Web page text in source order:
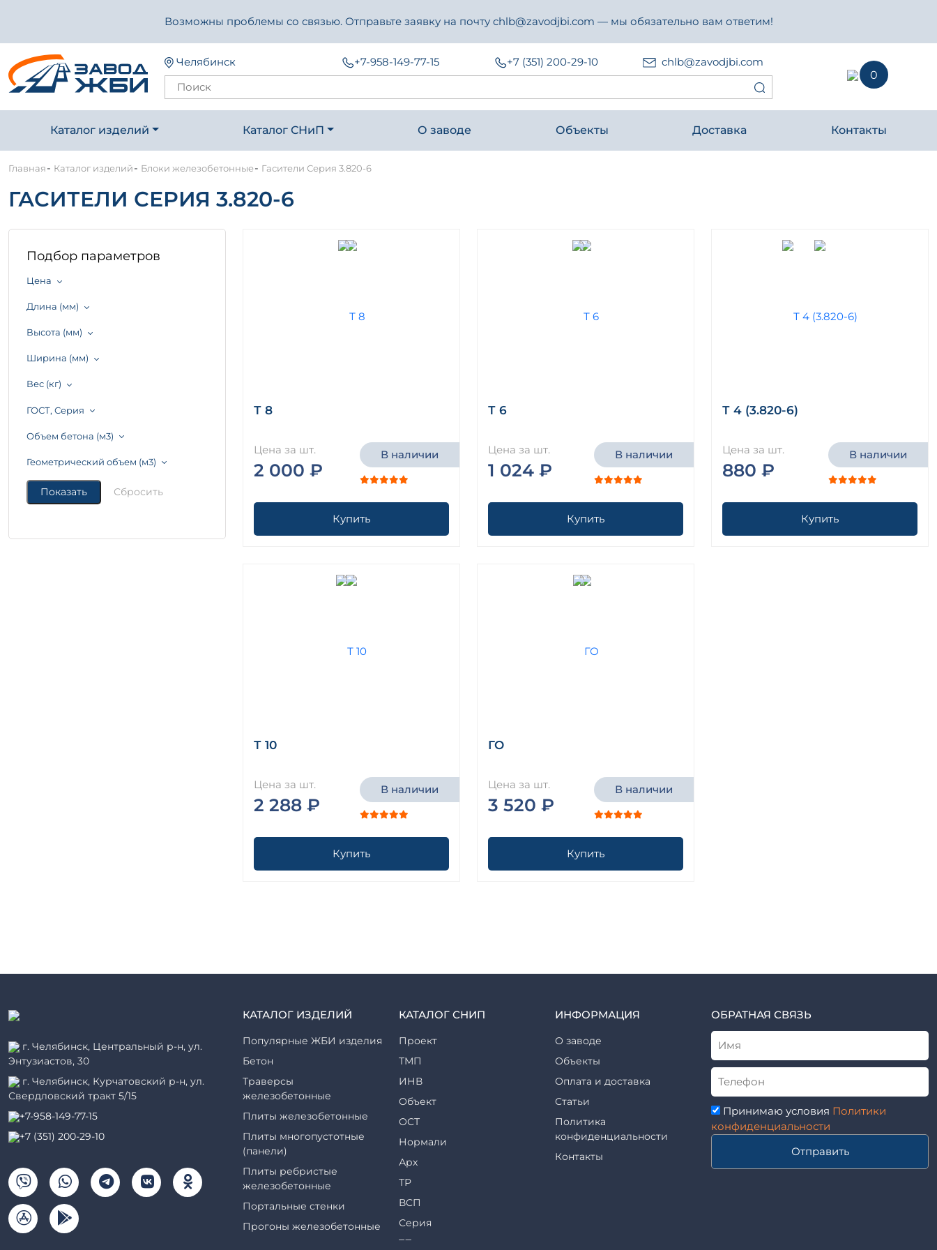
Возможны проблемы со связью. Отправьте заявку на почту chlb@zavodjbi.com — мы обязательно вам ответим!
Челябинск +7-958-149-77-15 +7 (351) 200-29-10
chlb@zavodjbi.com
0
Каталог изделий Каталог СНиП О заводе Объекты Доставка Контакты
Главная- Каталог изделий- Блоки железобетонные- Гасители Серия 3.820-6
ГАСИТЕЛИ СЕРИЯ 3.820-6
Подбор параметров
Цена
Длина (мм)
Высота (мм)
Ширина (мм)
Вес (кг)
ГОСТ, Серия
Объем бетона (м3)
Геометрический объем (м3)
Т 8
Цена за шт.
2 000 ₽
В наличии
Купить
Т 6
Цена за шт.
1 024 ₽
В наличии
Купить
Т 4 (3.820-6)
Цена за шт.
880 ₽
В наличии
Купить
Т 10
Цена за шт.
2 288 ₽
В наличии
Купить
ГО
Цена за шт.
3 520 ₽
В наличии
Купить
г. Челябинск, Центральный р-н, ул.
Энтузиастов, 30
г. Челябинск, Курчатовский р-н, ул.
Свердловский тракт 5/15
+7-958-149-77-15
+7 (351) 200-29-10
КАТАЛОГ ИЗДЕЛИЙ
Популярные ЖБИ изделия
Бетон
Траверсы
железобетонные
Плиты железобетонные
Плиты многопустотные
(панели)
Плиты ребристые
железобетонные
Портальные стенки
Прогоны железобетонные
КАТАЛОГ СНИП
Проект
ТМП
ИНВ
Объект
ОСТ
Нормали
Арх
ТР
ВСП
Серия
ТП
ИНФОРМАЦИЯ
О заводе
Объекты
Оплата и доставка
Статьи
Политика
конфиденциальности
Контакты
ОБРАТНАЯ СВЯЗЬ
Принимаю условия Политики
конфиденциальности
Отправить